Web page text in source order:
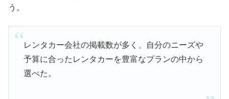
う。
レンタカー会社の掲載数が多く、自分のニーズや
予算に合ったレンタカーを豊富なプランの中から
選べた。